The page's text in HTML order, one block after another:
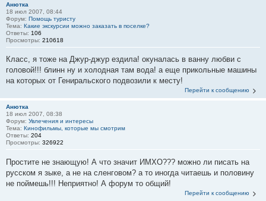
Анютка
18 июл 2007, 08:44
Форум: Помощь туристу
Тема: Какие экскурсии можно заказать в поселке?
Ответы: 106
Просмотры: 210618
Класс, я тоже на Джур-джур ездила! окуналась в ванну любви с
головой!!! блинн ну и холодная там вода! а еще прикольные машины
на которых от Гениральского подвозили к месту!
Перейти к сообщению
Анютка
18 июл 2007, 08:38
Форум: Увлечения и интересы
Тема: Кинофильмы, которые мы смотрим
Ответы: 204
Просмотры: 326922
Простите не знающую! А что значит ИМХО??? можно ли писать на
русском я зыке, а не на сленговом? а то иногда читаешь и половину
не поймешь!!! Неприятно! А форум то общий!
Перейти к сообщению